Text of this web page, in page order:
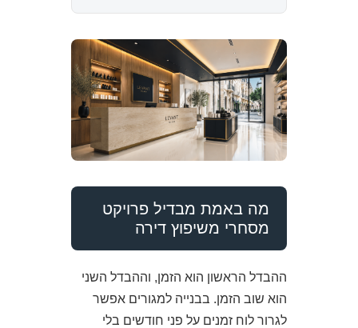
מה באמת מבדיל פרויקט
מסחרי משיפוץ דירה
ההבדל הראשון הוא הזמן, וההבדל השני
הוא שוב הזמן. בבנייה למגורים אפשר
לגרור לוח זמנים על פני חודשים בלי